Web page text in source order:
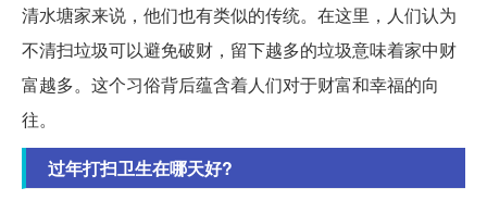
清水塘家来说，他们也有类似的传统。在这里，人们认为
不清扫垃圾可以避免破财，留下越多的垃圾意味着家中财
富越多。这个习俗背后蕴含着人们对于财富和幸福的向
往。
过年打扫卫生在哪天好?